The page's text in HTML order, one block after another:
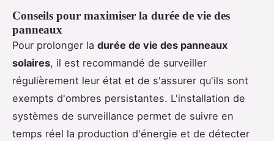
Conseils pour maximiser la durée de vie des
panneaux
Pour prolonger la durée de vie des panneaux
solaires, il est recommandé de surveiller
régulièrement leur état et de s'assurer qu'ils sont
exempts d'ombres persistantes. L'installation de
systèmes de surveillance permet de suivre en
temps réel la production d'énergie et de détecter